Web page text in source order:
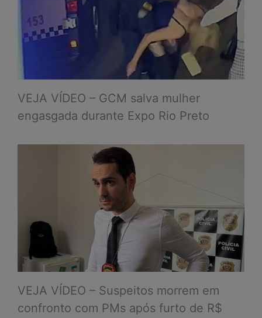
VEJA VÍDEO – GCM salva mulher
engasgada durante Expo Rio Preto
VEJA VÍDEO – Suspeitos morrem em
confronto com PMs após furto de R$